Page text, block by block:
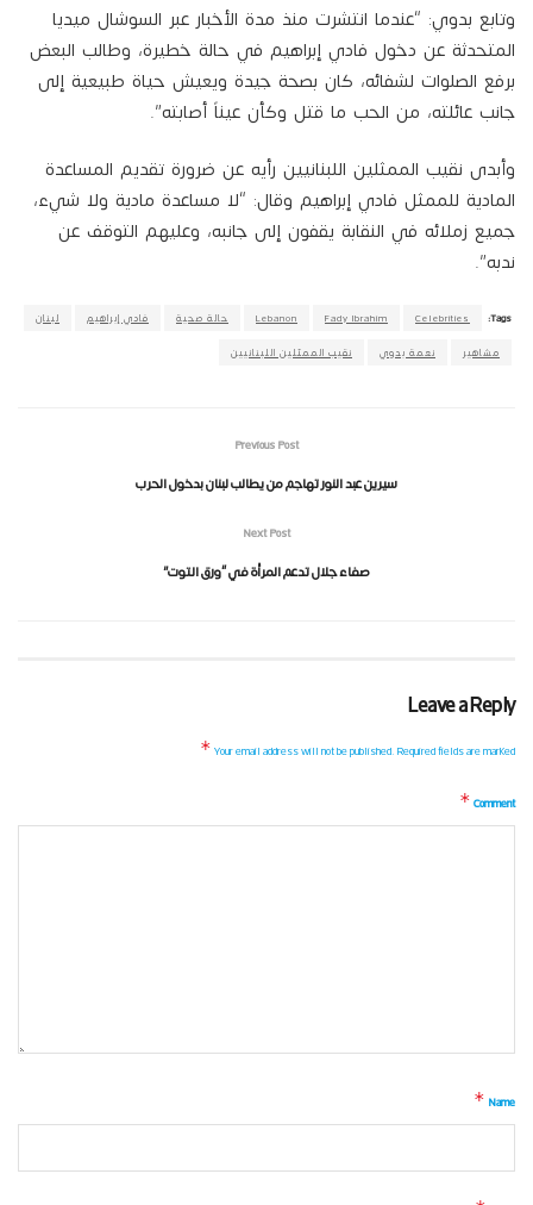
وتابع بدوي: “عندما انتشرت منذ مدة الأخبار عبر السوشال ميديا
المتحدثة عن دخول فادي إبراهيم في حالة خطيرة، وطالب البعض
برفع الصلوات لشفائه، كان بصحة جيدة ويعيش حياة طبيعية إلى
جانب عائلته، من الحب ما قتل وكأن عيناً أصابته”.
وأبدى نقيب الممثلين اللبنانيين رأيه عن ضرورة تقديم المساعدة
المادية للممثل فادي إبراهيم وقال: “لا مساعدة مادية ولا شيء،
جميع زملائه في النقابة يقفون إلى جانبه، وعليهم التوقف عن
ندبه”.
Tags:
Celebrities
Fady Ibrahim
Lebanon حالة صحية فادي إبراهيم لبنان
مشاهير نعمة بدوي نقيب الممثلين اللبنانيين
Previous Post
سيرين عبد النور تهاجم من يطالب لبنان بدخول الحرب
Next Post
صفاء جلال تدعم المرأة في “ورق التوت”
Leave a Reply
Your email address will not be published.Required fields are marked
*
Comment
*
Name
*